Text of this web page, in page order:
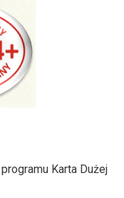
Karta Dużej